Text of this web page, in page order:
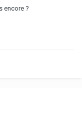
encore ?